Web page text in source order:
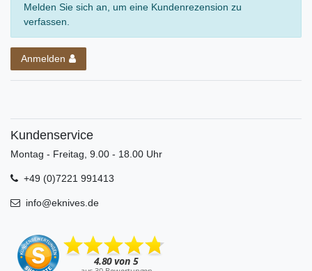
Melden Sie sich an, um eine Kundenrezension zu
verfassen.
Anmelden
Kundenservice
Montag - Freitag, 9.00 - 18.00 Uhr
+49 (0)7221 991413
info@eknives.de